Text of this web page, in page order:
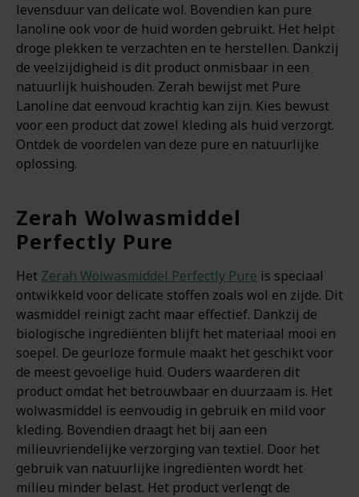
levensduur van delicate wol. Bovendien kan pure
lanoline ook voor de huid worden gebruikt. Het helpt
droge plekken te verzachten en te herstellen. Dankzij
de veelzijdigheid is dit product onmisbaar in een
natuurlijk huishouden. Zerah bewijst met Pure
Lanoline dat eenvoud krachtig kan zijn. Kies bewust
voor een product dat zowel kleding als huid verzorgt.
Ontdek de voordelen van deze pure en natuurlijke
oplossing.
Zerah Wolwasmiddel
Perfectly Pure
Het Zerah Wolwasmiddel Perfectly Pure is speciaal
ontwikkeld voor delicate stoffen zoals wol en zijde. Dit
wasmiddel reinigt zacht maar effectief. Dankzij de
biologische ingrediënten blijft het materiaal mooi en
soepel. De geurloze formule maakt het geschikt voor
de meest gevoelige huid. Ouders waarderen dit
product omdat het betrouwbaar en duurzaam is. Het
wolwasmiddel is eenvoudig in gebruik en mild voor
kleding. Bovendien draagt het bij aan een
milieuvriendelijke verzorging van textiel. Door het
gebruik van natuurlijke ingrediënten wordt het
milieu minder belast. Het product verlengt de